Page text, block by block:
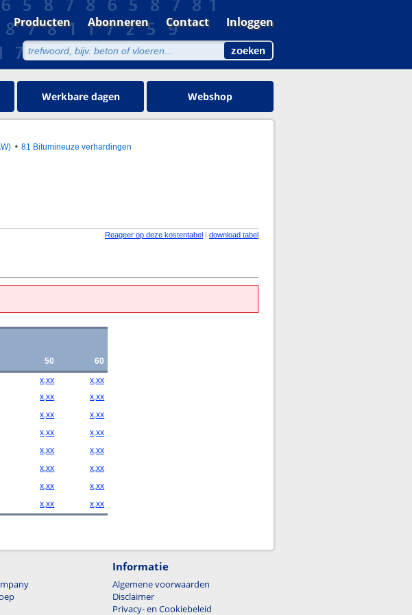
Producten Abonneren Contact Inloggen
Werkbare dagen Webshop
81 Bitumineuze verhardingen
Reageer op deze kostentabel | download tabel
50
60
x,xx
x,xx
x,xx
x,xx
x,xx
x,xx
x,xx
x,xx
x,xx
x,xx
x,xx
x,xx
x,xx
x,xx
x,xx x,xx
Informatie
Algemene voorwaarden
Disclaimer
Privacy- en Cookiebeleid